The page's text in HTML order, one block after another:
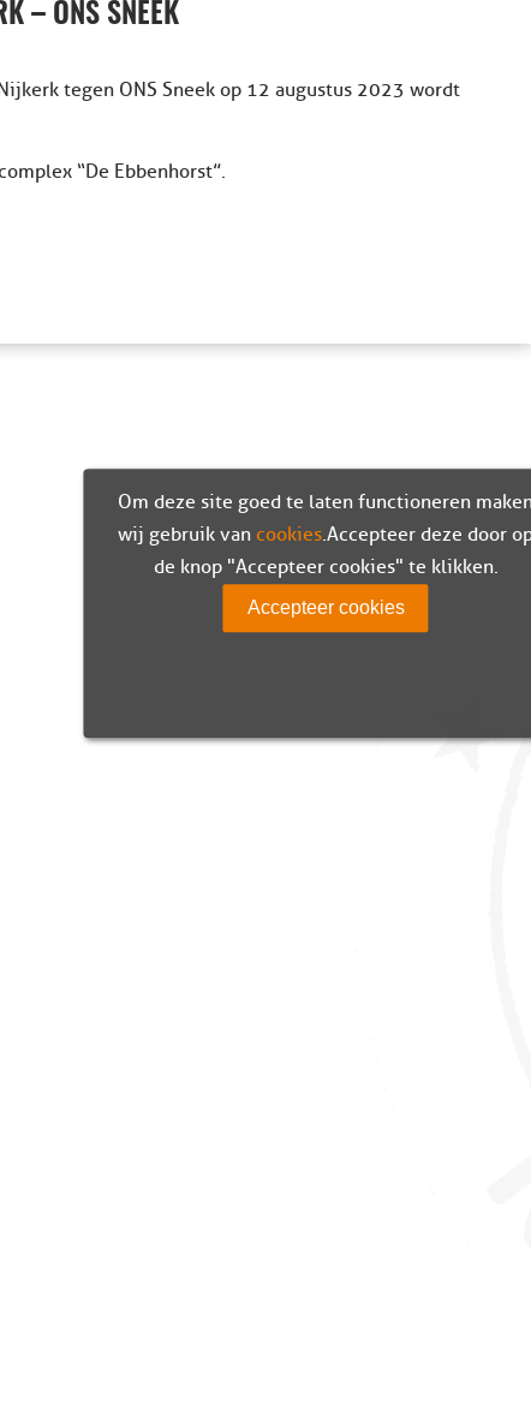
– ONS SNEEK
tegen ONS Sneek op 12 augustus 2023 wordt
“De Ebbenhorst”.
Om deze site goed te laten functioneren
wij gebruik van cookies. Accepteer deze door
de knop "Accepteer cookies" te klikken.
Accepteer cookies